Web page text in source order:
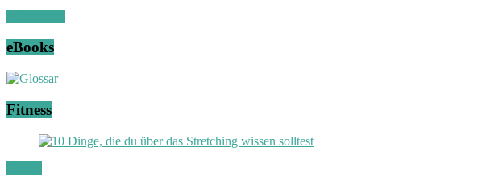
F
i
t
n
s
|
eBooks
Fitness